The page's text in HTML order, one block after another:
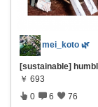
mei_koto 🌿
[sustainable]
￥ 693
0 6 76